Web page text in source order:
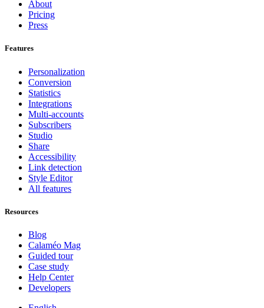
About
Pricing
Press
Features
Personalization
Conversion
Statistics
Integrations
Multi-accounts
Subscribers
Studio
Share
Accessibility
Link detection
Style Editor
All features
Resources
Blog
Calaméo Mag
Guided tour
Case study
Help Center
Developers